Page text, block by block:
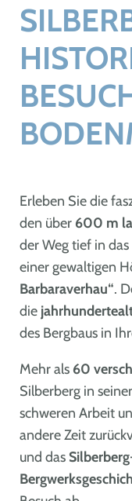
Erleben Sie die
den über 600 m
der Weg tief in das
einer gewaltigen
Barbaraverhau“.
die
des Bergbaus in
Mehr als 60
Silberberg in
schweren Arbeit
andere Zeit
und das